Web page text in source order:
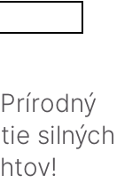
silných